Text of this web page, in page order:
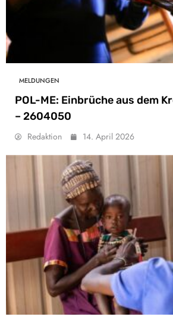
MELDUNGEN
POL-ME: Einbrüche aus dem
– 2604050
Redaktion 14. April 2026